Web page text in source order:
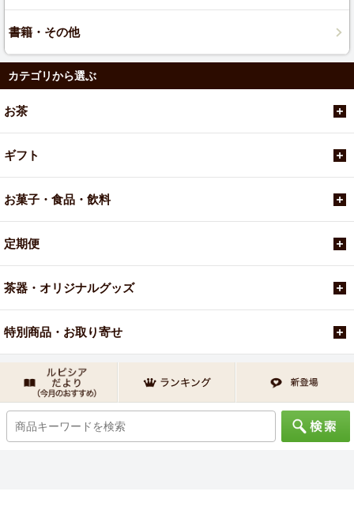
書籍・その他
カテゴリから選ぶ
お茶
ギフト
お菓子・食品・飲料
定期便
茶器・オリジナルグッズ
特別商品・お取り寄せ